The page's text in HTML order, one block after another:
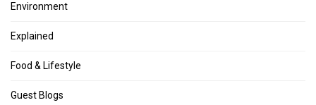
Environment
Explained
Food & Lifestyle
Guest Blogs